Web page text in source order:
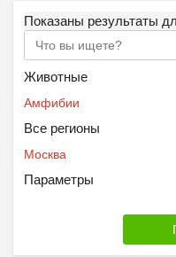
Показаны результаты
Животные
Амфибии
Все регионы
Москва
Параметры